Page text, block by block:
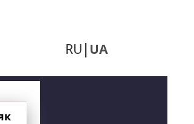
RU UA